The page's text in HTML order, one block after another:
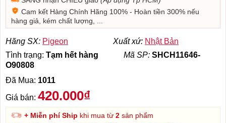
Cam kết Hàng Chính Hãng 100% - Hoàn tiền 300% nếu
hàng giả, kém chất lượng, ...
Hãng SX: Pigeon Xuất xứ: Nhật Bản
Tình trạng: Tạm hết hàng Mã SP: SHCH11646-
O90808
Đã Mua: 1011
Giá bán: 420.000₫
+ Miễn phí Ship khi mua từ 2 sản phẩm